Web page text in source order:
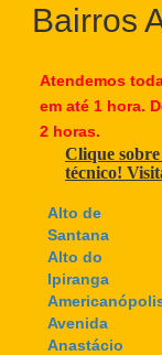
Bairros
Atendemos
em até 1 hora.
2 horas.
Clique
técnico!
Alto de
Santana
Alto do
Ipiranga
Avenida
Anastácio